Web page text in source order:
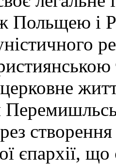
Польщею і
єпархії,